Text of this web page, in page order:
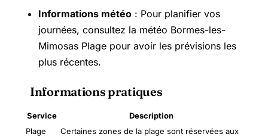
Informations météo : Pour planifier vos
journées, consultez la météo Bormes-les-
Mimosas Plage pour avoir les prévisions les
plus récentes.
Informations pratiques
Service
Description
Plage
Certaines zones de la plage sont réservées aux